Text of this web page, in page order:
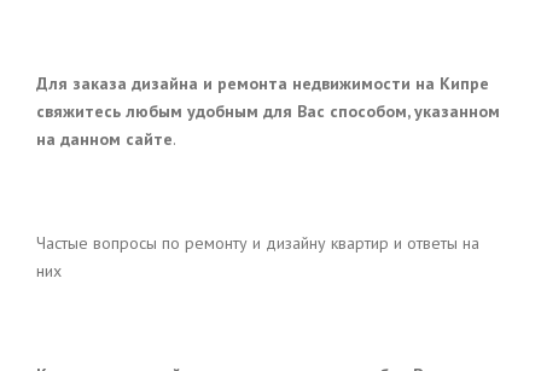
Для заказа дизайна и ремонта недвижимости на Кипре
свяжитесь любым удобным для Вас способом, указанном
на данном сайте.
Частые вопросы по ремонту и дизайну квартир и ответы на
них